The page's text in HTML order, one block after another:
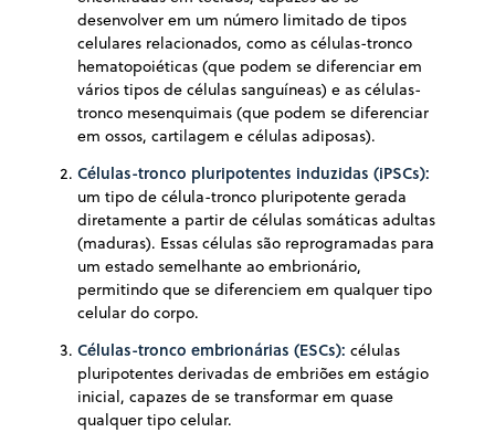
desenvolver em um número limitado de tipos
celulares relacionados, como as células-tronco
hematopoiéticas (que podem se diferenciar em
vários tipos de células sanguíneas) e as células-
tronco mesenquimais (que podem se diferenciar
em ossos, cartilagem e células adiposas).
Células-tronco pluripotentes induzidas (iPSCs):
um tipo de célula-tronco pluripotente gerada
diretamente a partir de células somáticas adultas
(maduras). Essas células são reprogramadas para
um estado semelhante ao embrionário,
permitindo que se diferenciem em qualquer tipo
celular do corpo.
Células-tronco embrionárias (ESCs): células
pluripotentes derivadas de embriões em estágio
inicial, capazes de se transformar em quase
qualquer tipo celular.